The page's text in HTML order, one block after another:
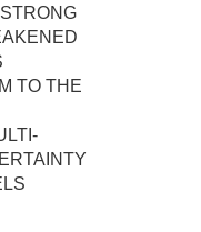
TO THE